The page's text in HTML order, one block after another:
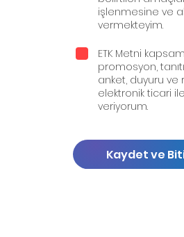
işlenmesine ve
vermekteyim.
ETK Metni
promosyon,
anket, duyuru ve
elektronik ticari
veriyorum.
Kaydet ve